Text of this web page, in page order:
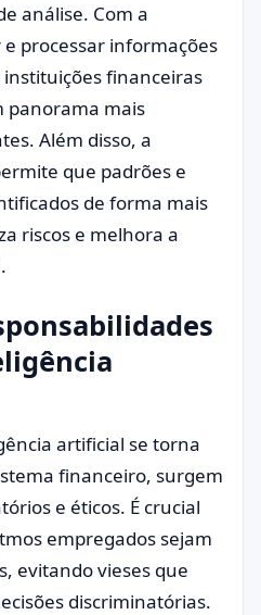
análise. Com a
processar informações
financeiras
panorama mais
Além disso, a
que padrões e
de forma mais
riscos e melhora a
artificial se torna
financeiro, surgem
e éticos. É crucial
empregados sejam
evitando vieses que
discriminatórias.